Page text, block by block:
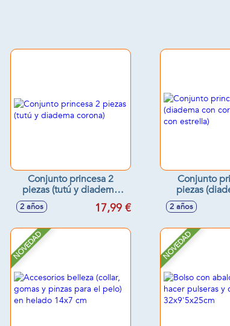
Conjunto princesa 2
piezas (tutú y diadema
2 años 17,99 €
Conjunto
piezas
corona y
2 años
NOVEDAD NOVEDAD